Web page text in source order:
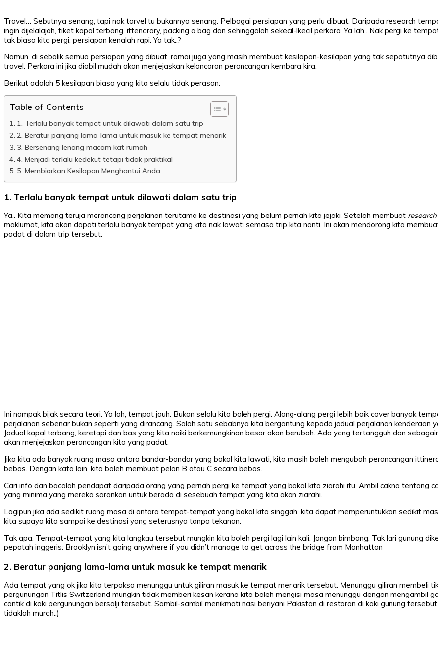
Travel… Sebutnya senang, tapi nak tarvel tu bukannya senang. Pelbagai persiapan yang perlu dibuat. Daripada research
ingin dijelalajah, tiket kapal terbang, ittenarary, packing a bag dan sehinggalah sekecil-lkecil perkara. Ya lah.. Nak pergi ke
tak biasa kita pergi, persiapan kenalah rapi. Ya tak..?
Namun, di sebalik semua persiapan yang dibuat, ramai juga yang masih membuat kesilapan-kesilapan yang tak sepatutnya
travel. Perkara ini jika diabil mudah akan menjejaskan kelancaran perancangan kembara kira.
Berikut adalah 5 kesilapan biasa yang kita selalu tidak perasan:
Table of Contents
1. Terlalu banyak tempat untuk dilawati dalam satu trip
2. Beratur panjang lama-lama untuk masuk ke tempat menarik
3. Bersenang lenang macam kat rumah
4. Menjadi terlalu kedekut tetapi tidak praktikal
5. Membiarkan Kesilapan Menghantui Anda
1. Terlalu banyak tempat untuk dilawati dalam satu trip
Ya.. Kita memang teruja merancang perjalanan terutama ke destinasi yang belum pernah kita jejaki. Setelah membuat research
maklumat, kita akan dapati terlalu banyak tempat yang kita nak lawati semasa trip kita nanti. Ini akan mendorong kita
padat di dalam trip tersebut.
Ini nampak bijak secara teori. Ya lah, tempat jauh. Bukan selalu kita boleh pergi. Alang-alang pergi lebih baik cover banyak
perjalanan sebenar bukan seperti yang dirancang. Salah satu sebabnya kita bergantung kepada jadual perjalanan kenderaan
Jadual kapal terbang, keretapi dan bas yang kita naiki berkemungkinan besar akan berubah. Ada yang tertangguh dan
akan menjejaskan perancangan kita yang padat.
Jika kita ada banyak ruang masa antara bandar-bandar yang bakal kita lawati, kita masih boleh mengubah perancangan
bebas. Dengan kata lain, kita boleh membuat pelan B atau C secara bebas.
Cari info dan bacalah pendapat daripada orang yang pernah pergi ke tempat yang bakal kita ziarahi itu. Ambil cakna tentang
yang minima yang mereka sarankan untuk berada di sesebuah tempat yang kita akan ziarahi.
Lagipun jika ada sedikit ruang masa di antara tempat-tempat yang bakal kita singgah, kita dapat memperuntukkan sedikit
kita supaya kita sampai ke destinasi yang seterusnya tanpa tekanan.
Tak apa. Tempat-tempat yang kita langkau tersebut mungkin kita boleh pergi lagi lain kali. Jangan bimbang. Tak lari gunung
pepatah inggeris: Brooklyn isn’t going anywhere if you didn’t manage to get across the bridge from Manhattan
2. Beratur panjang lama-lama untuk masuk ke tempat menarik
Ada tempat yang ok jika kita terpaksa menunggu untuk giliran masuk ke tempat menarik tersebut. Menunggu giliran membeli
pergunungan Titlis Switzerland mungkin tidak memberi kesan kerana kita boleh mengisi masa menunggu dengan mengambil
cantik di kaki pergunungan bersalji tersebut. Sambil-sambil menikmati nasi beriyani Pakistan di restoran di kaki gunung
tidaklah murah..)